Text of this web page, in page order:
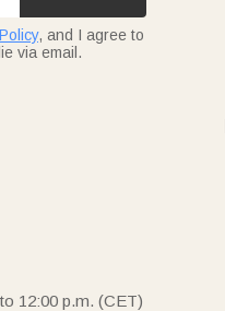
, and I agree to
via email.
12:00 p.m. (CET)